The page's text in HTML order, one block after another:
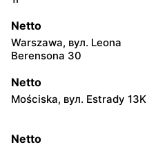
Netto
Warszawa, вул. Leona
Berensona 30
Netto
Mościska, вул. Estrady 13K
Netto